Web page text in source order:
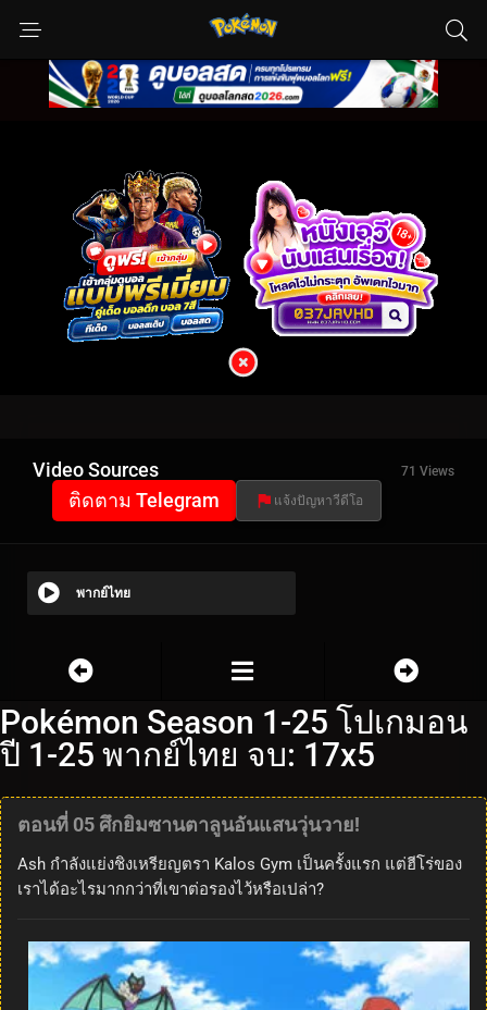
Video Sources 71 Views
ติดตาม Telegram แจ้งปัญหาวีดีโอ
พากย์ไทย
Pokémon Season 1-25 โปเกมอน
ปี 1-25 พากย์ไทย จบ: 17x5
ตอนที่ 05 ศึกยิมซานตาลูนอันแสนวุ่นวาย!
Ash กำลังแย่งชิงเหรียญตรา Kalos Gym เป็นครั้งแรก แต่ฮีโร่ของ
เราได้อะไรมากกว่าที่เขาต่อรองไว้หรือเปล่า?